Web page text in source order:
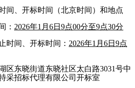
间、开标时间
（北京时间） 和地点
： 2026年1 月 6日 9点00分至9点30分
时间 、开标时间： 2026年1 月 6日 9点
区东晓街道东晓社区太白路3031号中
采招标代理有限公司开标室